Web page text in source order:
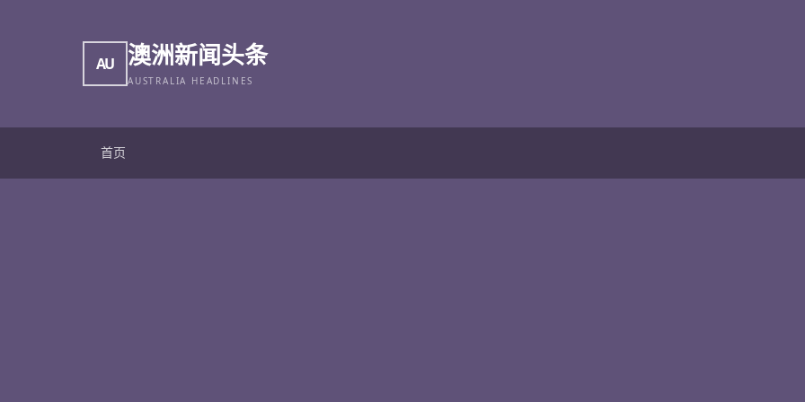
AU 澳洲新闻头条
AUSTRALIA HEADLINES
首页